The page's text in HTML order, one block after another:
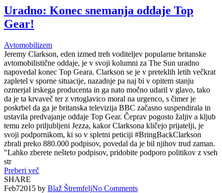
Uradno: Konec snemanja oddaje Top
Gear!
Avtomobilizem
Jeremy Clarkson, eden izmed treh voditeljev popularne britanske
avtomobilistične oddaje, je v svoji kolumni za The Sun uradno
napovedal konec Top Geara. Clarkson se je v preteklih letih večkrat
zapletel v sporne situacije, nazadnje pa naj bi v opitem stanju
ozmerjal irskega producenta in ga nato močno udaril v glavo, tako
da je ta krvaveč ter z vrtoglavico moral na urgenco, s čimer je
poskrbel da ga je britanska televizija BBC začasno suspendirala in
ustavila predvajanje oddaje Top Gear. Čeprav pogosto žaljiv a kljub
temu zelo priljubljeni Jezza, kakor Clarksona kličejo prijatelji, je
svoji podpornikom, ki so v spletni peticiji #BringBackClarkson
zbrali preko 880.000 podpisov, povedal da je bil njihov trud zaman.
"Lahko zberete nešteto podpisov, pridobite podporo politikov z vseh
str
Preberi več
SHARE
Feb72015 by Blaž ŠtremfeljNo Comments